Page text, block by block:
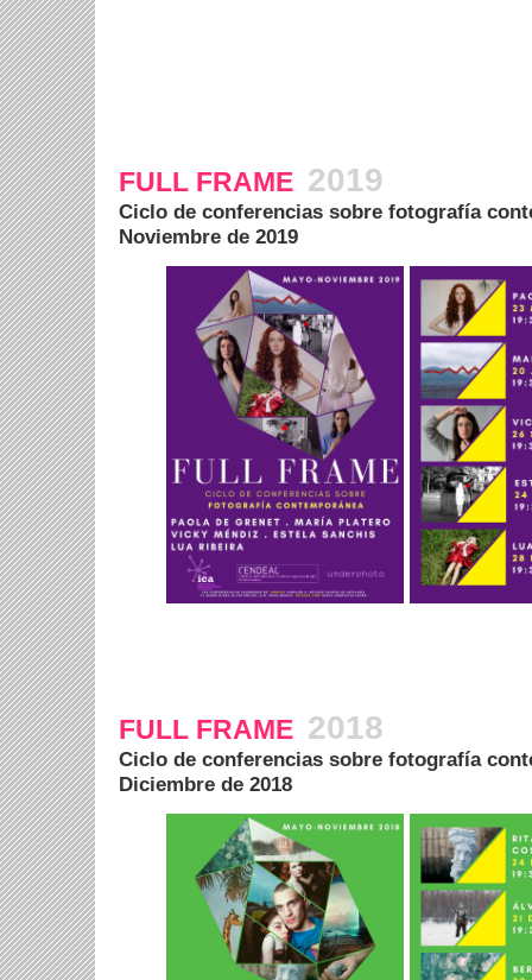
FULL FRAME 2019
Ciclo de conferencias sobre fotografía
Noviembre de 2019
FULL FRAME 2018
Ciclo de conferencias sobre fotografía
Diciembre de 2018